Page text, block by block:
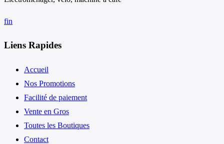
fin
Liens Rapides
Accueil
Nos Promotions
Facilité de paiement
Vente en Gros
Toutes les Boutiques
Contact